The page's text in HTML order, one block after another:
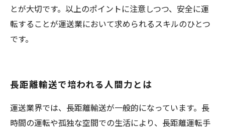
とが大切です。以上のポイントに注意しつつ、安全に運
転することが運送業において求められるスキルのひとつ
です。
長距離輸送で培われる人間力とは
運送業界では、長距離輸送が一般的になっています。長
時間の運転や孤独な空間での生活により、長距離運転手